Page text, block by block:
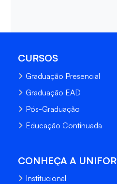
CURSOS
Graduação Presencial
Graduação EAD
Pós-Graduação
Educação Continuada
CONHEÇA A UNIFOR
Institucional